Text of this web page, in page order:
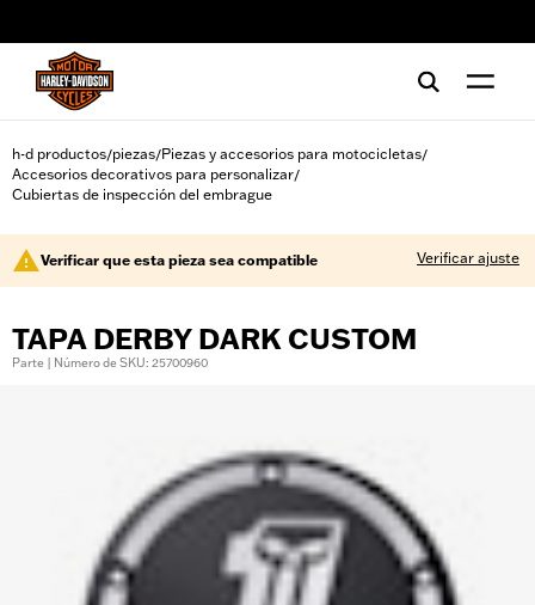
h-d productos/piezas/Piezas y accesorios para motocicletas/
Accesorios decorativos para personalizar/
Cubiertas de inspección del embrague
Verificar que esta pieza sea compatible Verificar ajuste
TAPA DERBY DARK CUSTOM
Parte | Número de SKU: 25700960